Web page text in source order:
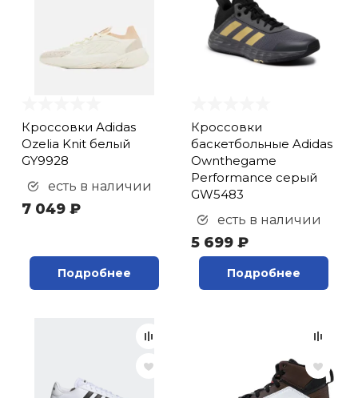
Кроссовки Adidas
Ozelia Knit белый
GY9928
есть в наличии
7 049 ₽
Подробнее
Кроссовки
баскетбольные Adidas
Ownthegame
Performance серый
GW5483
есть в наличии
5 699 ₽
Подробнее